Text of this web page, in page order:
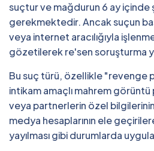
suçtur ve mağdurun 6 ay içinde
gerekmektedir. Ancak suçun
veya internet aracılığıyla
gözetilerek re'sen soruşturma
Bu suç türü, özellikle "revenge
intikam amaçlı mahrem görüntü
veya partnerlerin özel
medya hesaplarının ele
yayılması gibi durumlarda